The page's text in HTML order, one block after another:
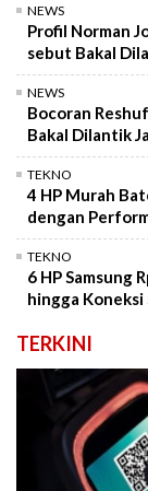
NEWS
Profil Norman
sebut Bakal
NEWS
Bocoran
Bakal Dilantik
TEKNO
4 HP Murah
dengan
TEKNO
6 HP Samsung
hingga Koneksi
TERKINI